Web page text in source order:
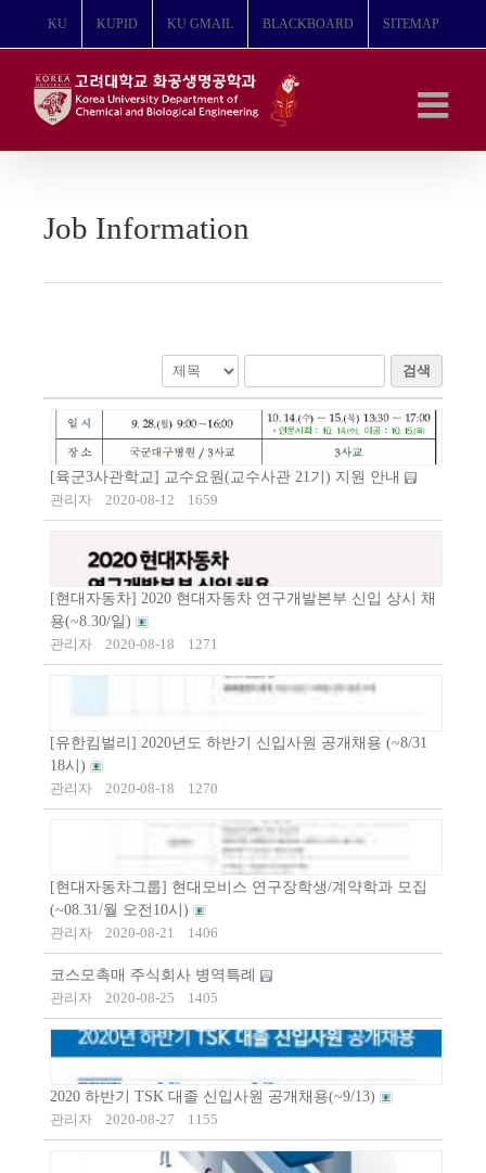
뛰
KU KUPID KU GMAIL BLACKBOARD SITEMAP
Job Information
검색
[육군3사관학교] 교수요원(교수사관 21기) 지원 안내
관리자
2020-08-12 1659
[현대자동차] 2020 현대자동차 연구개발본부 신입 상시 채
용(~8.30/일)
관리자
2020-08-18 1271
[유한킴벌리] 2020년도 하반기 신입사원 공개채용 (~8/31
18시)
관리자
2020-08-18 1270
[현대자동차그룹] 현대모비스 연구장학생/계약학과 모집
(~08.31/월 오전10시)
관리자
2020-08-21 1406
코스모촉매 주식회사 병역특례
관리자
2020-08-25 1405
2020 하반기 TSK 대졸 신입사원 공개채용(~9/13)
관리자
2020-08-27 1155